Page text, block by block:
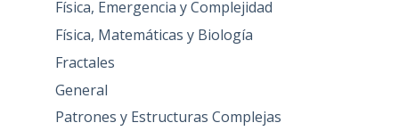
Física, Emergencia y Complejidad
Física, Matemáticas y Biología
Fractales
General
Patrones y Estructuras Complejas